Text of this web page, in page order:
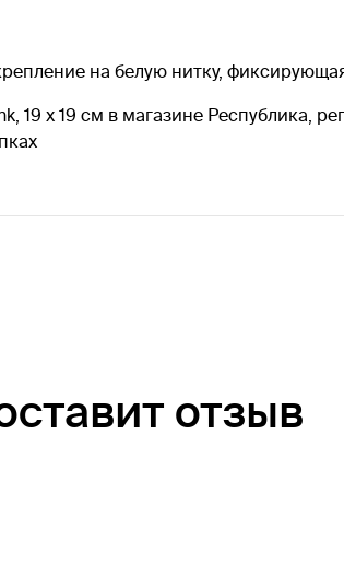
на белую нитку,
19 х 19 см в магазине Республика,
отзыв